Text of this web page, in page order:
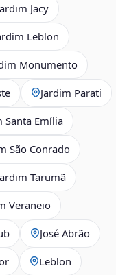
Jacy
Leblon
Monumento
Jardim Parati
Santa Emília
São Conrado
Tarumã
Veraneio
José Abrão
Leblon